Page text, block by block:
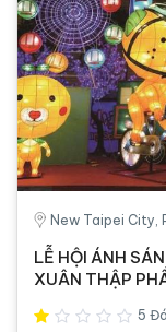
New Taipei City,
LỄ HỘI ÁNH
XUÂN THẬP
5